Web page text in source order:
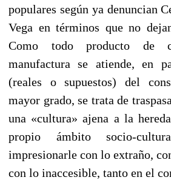
populares según ya denuncian
Vega en términos que no
Como todo producto de
manufactura se atiende, en
(reales o supuestos) del
mayor grado, se trata de
una «cultura» ajena a la
propio ámbito socio-
impresionarle con lo extraño,
con lo inaccesible, tanto en el